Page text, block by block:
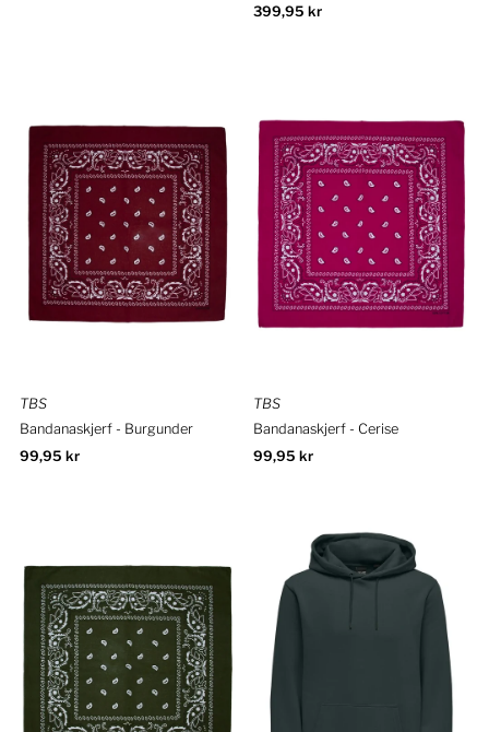
Ordinær
399,95 kr
TBS
Bandanaskjerf - Burgunder
Ordinær
99,95 kr
TBS
Bandanaskjerf - Cerise
Ordinær
99,95 kr